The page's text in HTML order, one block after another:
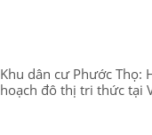
Khu dân cư Phước Thọ:
hoạch đô thị tri thức tại